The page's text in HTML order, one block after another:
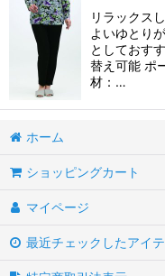
リラックス
よいゆとり
としておす
替え可能 ポ
材：…
ホーム
ショッピングカート
マイページ
最近チェックしたアイ